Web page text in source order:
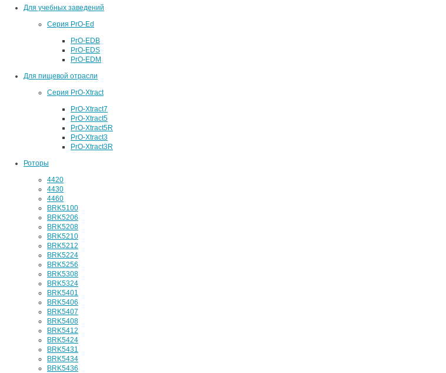
Для учебных заведений
Серия PrO-Ed
PrO-EDB
PrO-EDS
PrO-EDM
Для пищевой отрасли
Серия PrO-Xtract
PrO-Xtract7
PrO-Xtract5
PrO-Xtract5R
PrO-Xtract3
PrO-Xtract3R
Роторы
4420
4430
4460
BRK5100
BRK5206
BRK5208
BRK5210
BRK5212
BRK5224
BRK5256
BRK5308
BRK5324
BRK5401
BRK5406
BRK5407
BRK5408
BRK5412
BRK5424
BRK5431
BRK5434
BRK5436